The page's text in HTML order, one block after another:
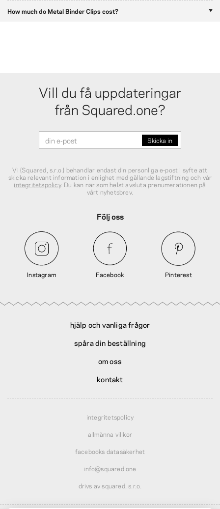
How much do Metal Binder Clips cost?
Vill du få uppdateringar
från Squared.one?
Vi (Squared, s.r.o.) behandlar endast din personliga e‑post i syfte att
skicka relevant information i enlighet med gällande lagstiftning och vår
integritetspolicy. Du kan när som helst avsluta prenumerationen på
vårt nyhetsbrev.
Följ oss
Instagram Facebook Pinterest
hjälp och vanliga frågor
spåra din beställning
om oss
kontakt
integritetspolicy
allmänna villkor
facebooks datasäkerhet
info@squared.one
drivs av squared, s.r.o.